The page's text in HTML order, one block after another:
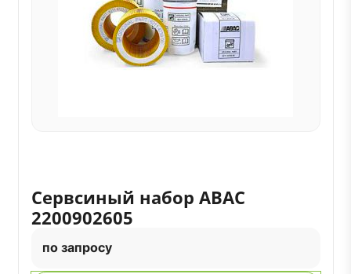
Сервсиный набор ABAC
2200902605
по запросу